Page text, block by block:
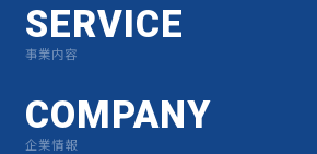
SERVICE
事業内容
COMPANY
企業情報